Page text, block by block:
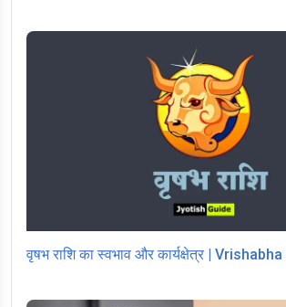
वृषभ राशि का स्वभाव और कार्यक्षेत्र |